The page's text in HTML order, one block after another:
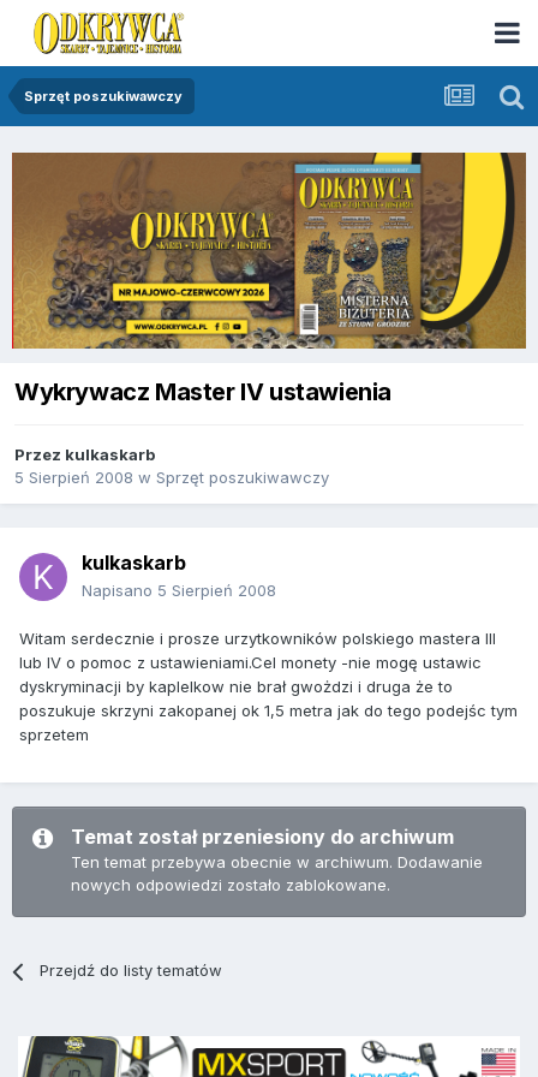
Sprzęt poszukiwawczy
Wykrywacz Master IV ustawienia
Przez kulkaskarb
5 Sierpień 2008 w Sprzęt poszukiwawczy
kulkaskarb
Napisano 5 Sierpień 2008
Witam serdecznie i prosze urzytkowników polskiego mastera III
lub IV o pomoc z ustawieniami.Cel monety -nie mogę ustawic
dyskryminacji by kaplelkow nie brał gwożdzi i druga że to
poszukuje skrzyni zakopanej ok 1,5 metra jak do tego podejśc tym
sprzetem
Temat został przeniesiony do archiwum
Ten temat przebywa obecnie w archiwum. Dodawanie
nowych odpowiedzi zostało zablokowane.
Przejdź do listy tematów